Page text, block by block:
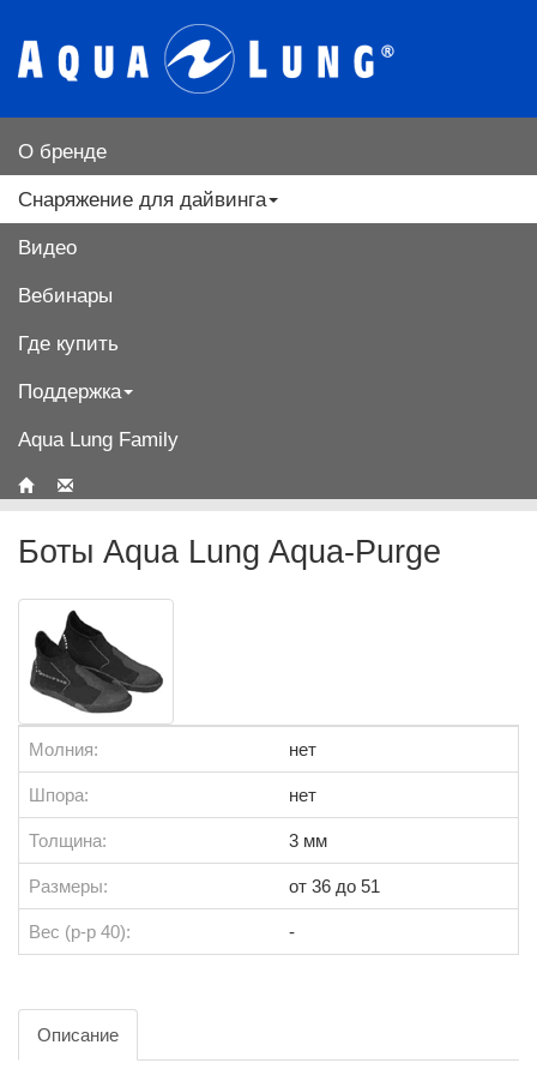
О бренде
Снаряжение для дайвинга
Видео
Вебинары
Где купить
Поддержка
Aqua Lung Family
Боты Aqua Lung Aqua-Purge
Молния: нет
Шпора: нет
Толщина: 3 мм
Размеры: от 36 до 51
Вес (р-р 40): -
Описание